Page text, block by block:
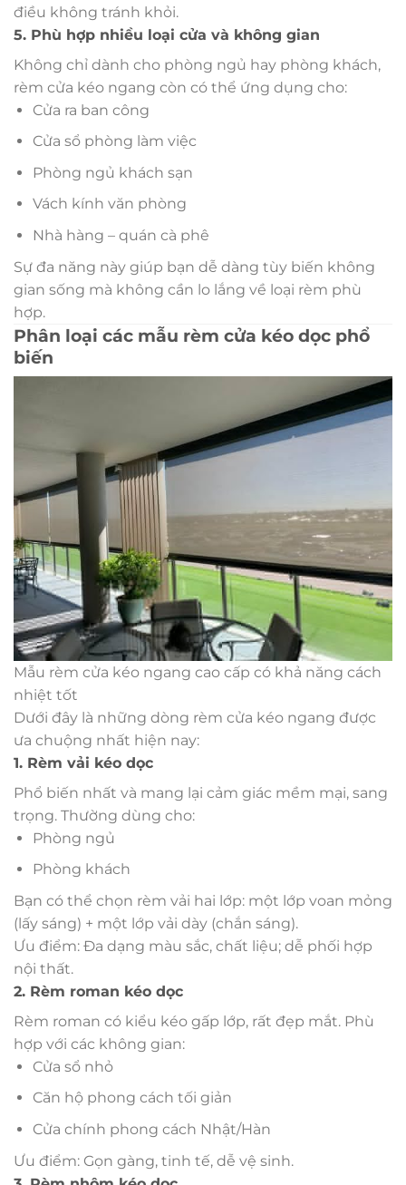
điều không tránh khỏi.
5. Phù hợp nhiều loại cửa và không gian
Không chỉ dành cho phòng ngủ hay phòng khách,
rèm cửa kéo ngang còn có thể ứng dụng cho:
Cửa ra ban công
Cửa sổ phòng làm việc
Phòng ngủ khách sạn
Vách kính văn phòng
Nhà hàng – quán cà phê
Sự đa năng này giúp bạn dễ dàng tùy biến không
gian sống mà không cần lo lắng về loại rèm phù
hợp.
Phân loại các mẫu rèm cửa kéo dọc phổ
biến
Mẫu rèm cửa kéo ngang cao cấp có khả năng cách
nhiệt tốt
Dưới đây là những dòng rèm cửa kéo ngang được
ưa chuộng nhất hiện nay:
1. Rèm vải kéo dọc
Phổ biến nhất và mang lại cảm giác mềm mại, sang
trọng. Thường dùng cho:
Phòng ngủ
Phòng khách
Bạn có thể chọn rèm vải hai lớp: một lớp voan mỏng
(lấy sáng) + một lớp vải dày (chắn sáng).
Ưu điểm: Đa dạng màu sắc, chất liệu; dễ phối hợp
nội thất.
2. Rèm roman kéo dọc
Rèm roman có kiểu kéo gấp lớp, rất đẹp mắt. Phù
hợp với các không gian:
Cửa sổ nhỏ
Căn hộ phong cách tối giản
Cửa chính phong cách Nhật/Hàn
Ưu điểm: Gọn gàng, tinh tế, dễ vệ sinh.